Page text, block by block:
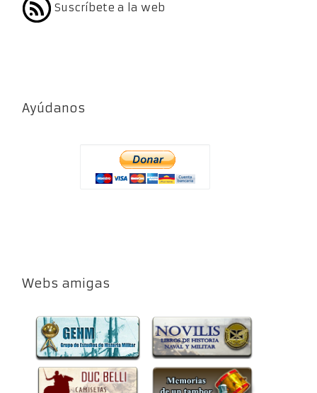
Suscríbete a la web
Ayúdanos
Webs amigas